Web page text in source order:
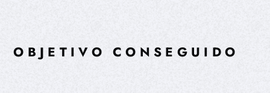
OBJETIVO CONSEGUIDO